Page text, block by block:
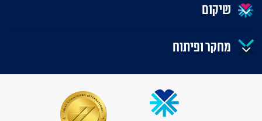
שיקום
מחקר ופיתוח